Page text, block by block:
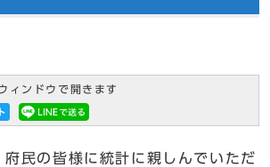
ィンドウで開きます
民の皆様に統計に親しんでいただ